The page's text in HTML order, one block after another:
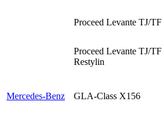
Proceed Levante TJ/TF
Proceed Levante TJ/TF
Restylin
Mercedes-Benz GLA-Class X156